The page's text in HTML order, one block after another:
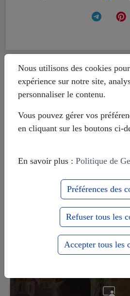
Donbass
Europe-
pour le
Actualités
Nous utilisons des cookies
expérience sur notre site,
personnaliser le contenu.
Vous pouvez gérer vos
en cliquant sur les boutons ci-
En savoir plus : Politique de
Préférences des
Refuser tous les
Accepter tous les